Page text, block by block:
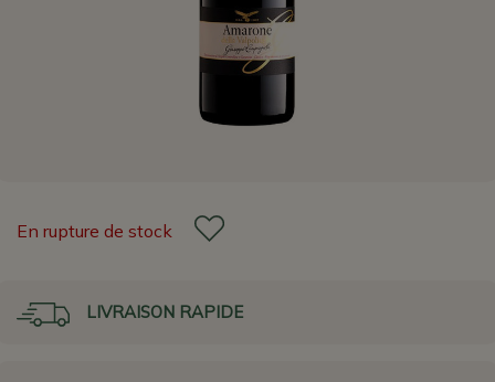
En rupture de stock
LIVRAISON RAPIDE